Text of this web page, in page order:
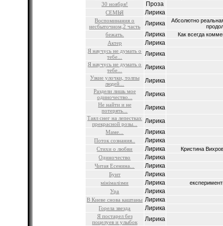
30 ноября!
Проза
СЕМЬЯ Лирика
Воспоминания о
несбыточном,2 часть
Лирика
Абсолютно
бежать.
Лирика
Как всегда
Актер
Лирика
Я научусь не думать о
тебе...
Лирика
Я научусь не думать о
тебе...
Лирика
Узкие улочки, толпы
людей...
Лирика
Раздели лишь мое
одиночество...
Лирика
Не найти и не
потерять...
Лирика
Таял снег на лепестках
прекрасной розы...
Лирика
Маме... Лирика
Поток сознания.. Лирика
Стихи о любви Лирика
Кристина
Одиночество
Лирика
Читая Есенина... Лирика
Бунт Лирика
мiнiмалiзми Лирика
Ура
Лирика
В Киеве снова каштаны Лирика
Горела звезда Лирика
Я постарел без
поцелуев и улыбок
Лирика